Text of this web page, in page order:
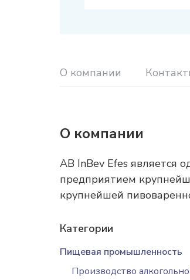
О компании
О компании
AB InBev Efes является
предприятием
крупнейшей
Категории
Пищевая промышленность
Производство